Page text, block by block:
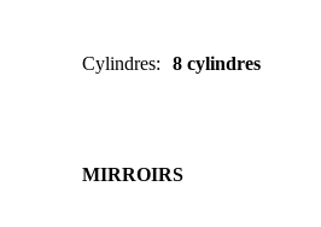
Cylindres: 8 cylindres
MIRROIRS